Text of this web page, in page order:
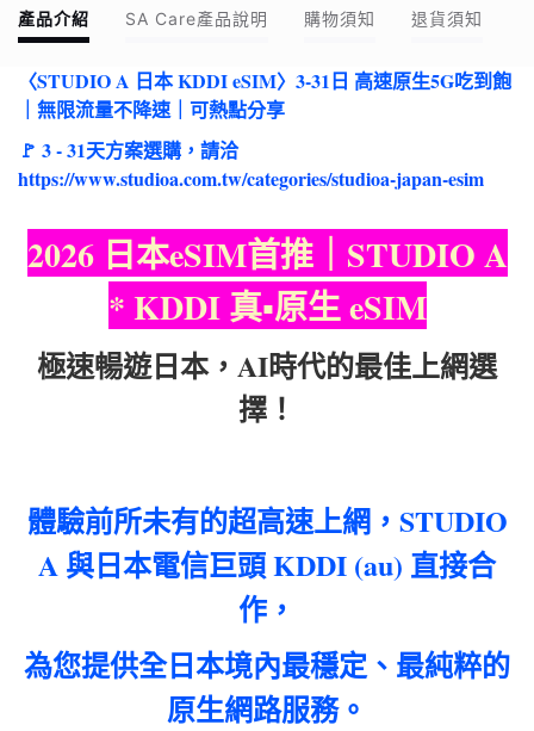
產品介紹 SA Care產品說明 購物須知 退貨須知
​〈STUDIO A 日本 KDDI eSIM〉3-31日 高速原生5G吃到飽
｜無限流量不降速｜可熱點分享
🚩 3 - 31天方案選購，請洽
https://www.studioa.com.tw/categories/studioa-japan-esim
2026 日本eSIM首推｜STUDIO A
* KDDI 真▪︎原生 eSIM
極速暢遊日本，AI時代的最佳上網選
擇！
體驗前所未有的超高速上網，STUDIO
A 與日本電信巨頭 KDDI (au) 直接合
作，
為您提供全日本境內最穩定、最純粹的
原生網路服務。